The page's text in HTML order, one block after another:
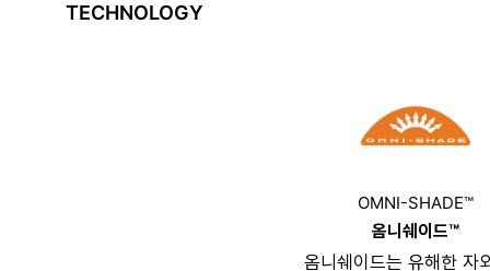
TECHNOLOGY
OMNI-SHADE™
옴니쉐이드™
옴니쉐이드는 유해한 자